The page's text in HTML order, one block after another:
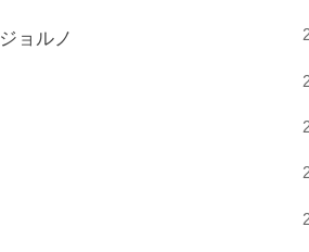
ョルノ